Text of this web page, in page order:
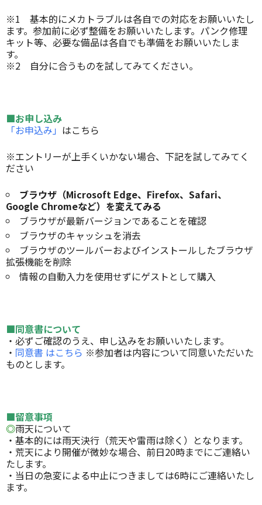
※1 基本的にメカトラブルは各自での対応をお願いいたし
ます。参加前に必ず整備をお願いいたします。パンク修理
キット等、必要な備品は各自でも準備をお願いいたしま
す。
※2 自分に合うものを試してみてください。
■お申し込み
「お申込み」 はこちら
※エントリーが上手くいかない場合、下記を試してみてく
ださい
ブラウザ（Microsoft Edge、Firefox、Safari、
Google Chromeなど）を変えてみる
ブラウザが最新バージョンであることを確認
ブラウザのキャッシュを消去
ブラウザのツールバーおよびインストールしたブラウザ
拡張機能を削除
情報の自動入力を使用せずにゲストとして購入
■同意書について
・必ずご確認のうえ、申し込みをお願いいたします。
・ 同意書 はこちら ※参加者は内容について同意いただいた
ものとします。
■留意事項
◎雨天について
・基本的には雨天決行（荒天や雷雨は除く）となります。
・荒天により開催が微妙な場合、前日20時までにご連絡い
たします。
・当日の急変による中止につきましては6時にご連絡いたし
ます。